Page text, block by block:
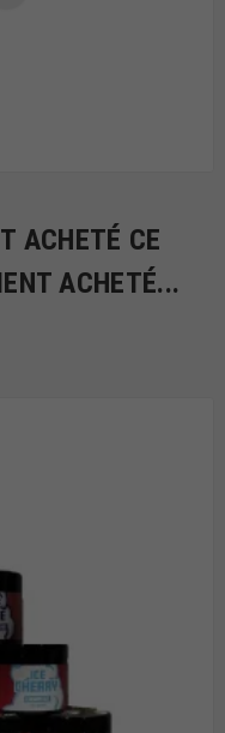
ACHETÉ CE
ACHETÉ...